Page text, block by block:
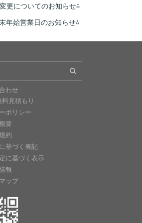
更についてのお知らせ⁂
年始営業日のお知らせ⁂
わせ
見積もり
ポリシー
要
約
基づく表記
に基づく表示
報
ップ